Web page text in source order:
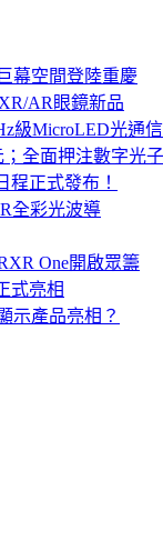
幕空間登陸重慶
AR眼鏡新品
級MicroLED光通
全面押注數字光
程正式發布！
全彩光波導
One開啟眾籌
式亮相
示產品亮相？